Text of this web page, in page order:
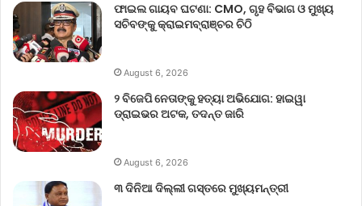
ଫାଇଲ ଗାୟବ ଘଟଣା: CMO, ଗୃହ ବିଭାଗ ଓ ମୁଖ୍ୟ
ସଚିବଙ୍କୁ କ୍ରାଇମବ୍ରାଞ୍ଚର ଚିଠି
August 6, 2026
୨ ବିଜେପି ନେତାଙ୍କୁ ହତ୍ୟା ଅଭିଯୋଗ: ହାଇୱା
ଡ୍ରାଇଭର ଅଟକ, ତଦନ୍ତ ଜାରି
August 6, 2026
୩ ଦିନିଆ ଦିଲ୍ଲୀ ଗସ୍ତରେ ମୁଖ୍ୟମନ୍ତ୍ରୀ